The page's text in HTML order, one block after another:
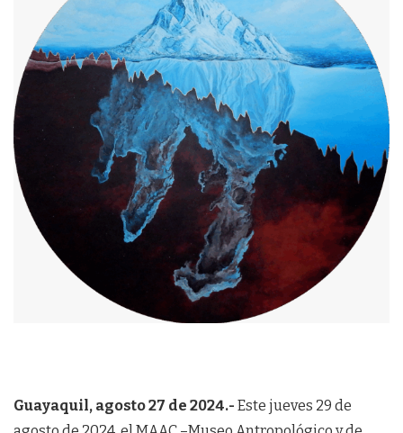
Guayaquil, agosto 27 de 2024.- Este jueves 29 de